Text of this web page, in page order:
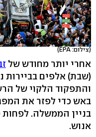
(צילום: EPA)
אחרי יותר מחודש של
(שבת) אלפים
והתפקוד הלקוי של
באש כדי לפזר את
אנוש.